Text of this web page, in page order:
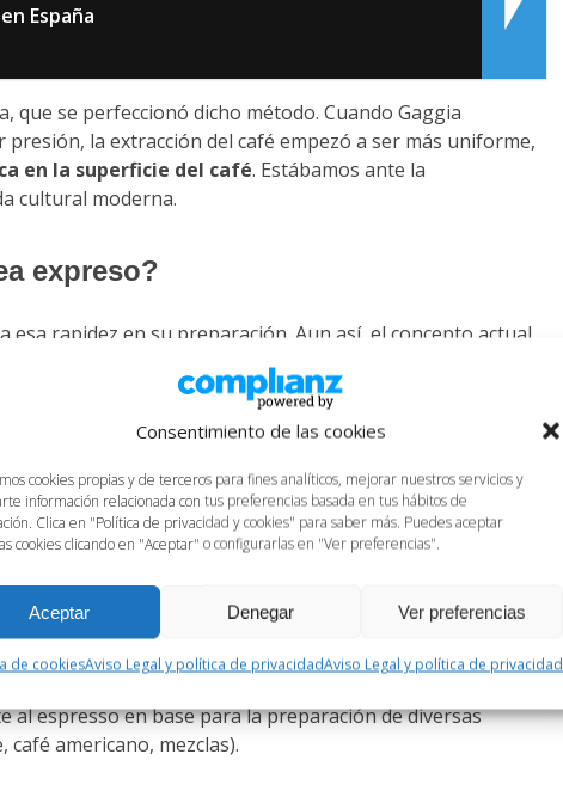
Consentimiento de las cookies
cookies propias y de terceros para fines analíticos, mejorar nuestros servicios y
información relacionada con tus preferencias basada en tus hábitos de
Clica en "Política de privacidad y cookies" para saber más. Puedes aceptar
cookies clicando en "Aceptar" o configurarlas en "Ver preferencias".
Aceptar Denegar Ver preferencias
de cookiesAviso Legal y política de privacidadAviso Legal y política de privacidad
España
que se perfeccionó dicho método. Cuando Gaggia
la extracción del café empezó a ser más uniforme,
en la superficie del café. Estábamos ante la
cultural moderna.
expreso?
esa rapidez en su preparación. Aun así, el concepto actual
como su sello de identidad. Por ejemplo, esa típica
de Gaggia, tal y como señalábamos anteriormente.
características asociadas al café para que sea expreso.
debido a la proporción entre café y agua. Esto es así porque
esenciales y los compuestos del café. Así el
porción de espresso habitual se conoce como
o 30 mililitros de café y crema
. No obstante, su
este sorbo, aunque breve, sea energizante.
aceites de café y burbujas de aire, de textura
evidente de la calidad de esta bebida.
al espresso en base para la preparación de diversas
americano, mezclas).